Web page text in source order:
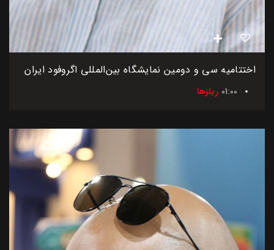
اختتامیه سی و دومین نمایشگاه بین‌المللی اگروفود ایران
01:00 ریلزها